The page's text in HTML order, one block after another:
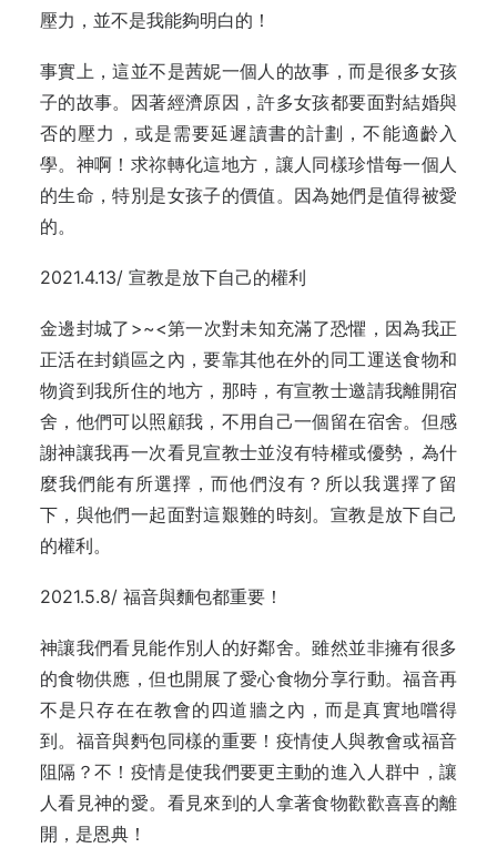
壓力，並不是我能夠明白的！
事實上，這並不是茜妮一個人的故事，而是很多女孩
子的故事。因著經濟原因，許多女孩都要面對結婚與
否的壓力，或是需要延遲讀書的計劃，不能適齡入
學。神啊！求祢轉化這地方，讓人同樣珍惜每一個人
的生命，特別是女孩子的價值。因為她們是值得被愛
的。
2021.4.13/ 宣教是放下自己的權利
金邊封城了>~<第一次對未知充滿了恐懼，因為我正
正活在封鎖區之內，要靠其他在外的同工運送食物和
物資到我所住的地方，那時，有宣教士邀請我離開宿
舍，他們可以照顧我，不用自己一個留在宿舍。但感
謝神讓我再一次看見宣教士並沒有特權或優勢，為什
麼我們能有所選擇，而他們沒有？所以我選擇了留
下，與他們一起面對這艱難的時刻。宣教是放下自己
的權利。
2021.5.8/ 福音與麵包都重要！
神讓我們看見能作別人的好鄰舍。雖然並非擁有很多
的食物供應，但也開展了愛心食物分享行動。福音再
不是只存在在教會的四道牆之內，而是真實地嚐得
到。福音與麪包同樣的重要！疫情使人與教會或福音
阻隔？不！疫情是使我們要更主動的進入人群中，讓
人看見神的愛。看見來到的人拿著食物歡歡喜喜的離
開，是恩典！